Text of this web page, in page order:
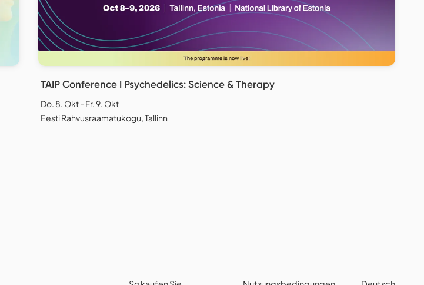
TAIP Conference I Psychedelics: Science & Therapy
Do. 8. Okt - Fr. 9. Okt
Eesti Rahvusraamatukogu, Tallinn